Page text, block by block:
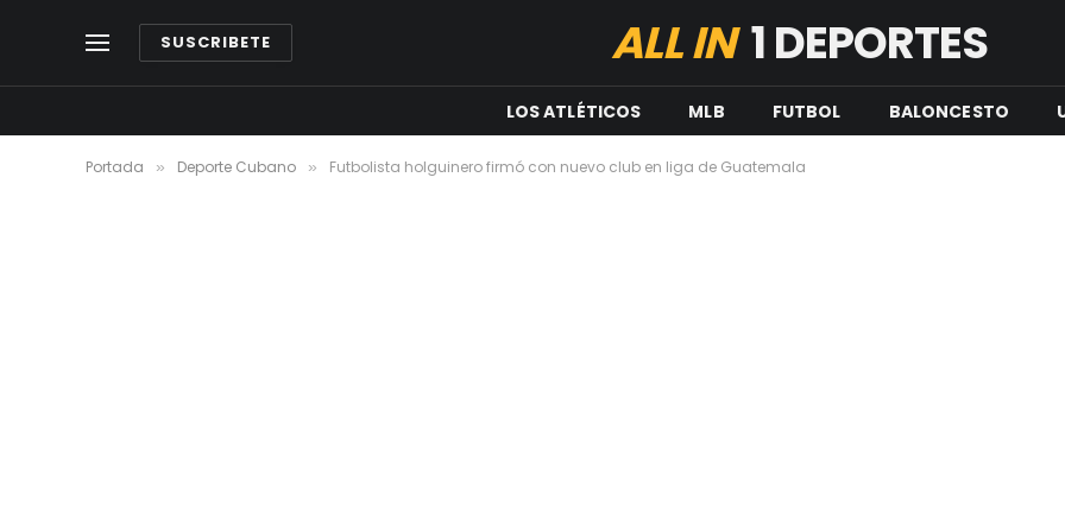
SUSCRIBETE ALL IN1 DEPORTES
LOS ATLÉTICOS MLB FUTBOL BALONCESTO
Portada » Deporte Cubano » Futbolista holguinero firmó con nuevo club en liga de Guatemala